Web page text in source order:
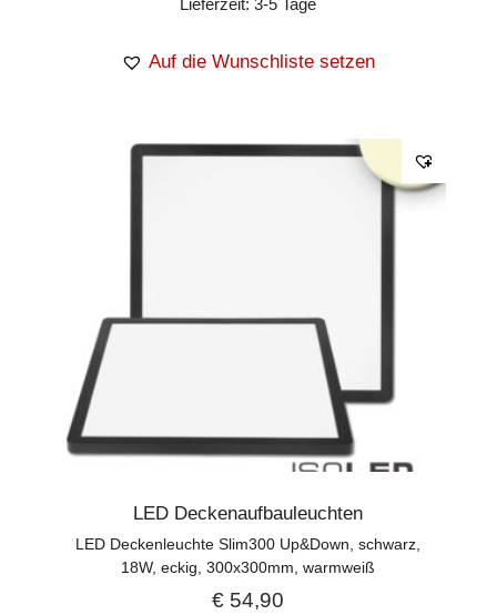
Auf die Wunschliste setzen
LED Deckenaufbauleuchten
LED Deckenleuchte Slim300 Up&Down, schwarz,
18W, eckig, 300x300mm, warmweiß
€ 54,90